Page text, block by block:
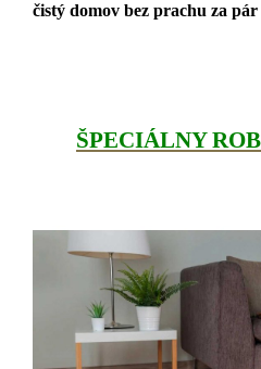
čistý domov bez prachu za
ŠPECIÁLNY